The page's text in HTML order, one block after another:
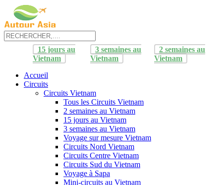
15 jours au
Vietnam
3 semaines au
Vietnam
2 semaines au
Vietnam
Accueil
Circuits
Circuits Vietnam
Tous les Circuits Vietnam
2 semaines au Vietnam
15 jours au Vietnam
3 semaines au Vietnam
Voyage sur mesure Vietnam
Circuits Nord Vietnam
Circuits Centre Vietnam
Circuits Sud du Vietnam
Voyage à Sapa
Mini-circuits au Vietnam